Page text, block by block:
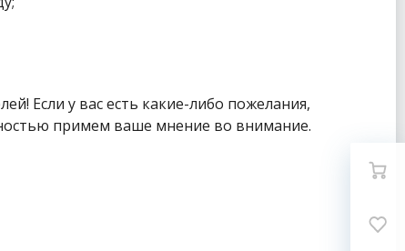
Если у вас есть какие-либо пожелания,
примем ваше мнение во внимание.